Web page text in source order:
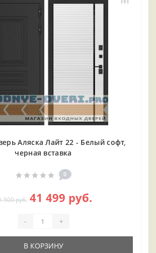
Аляска Лайт 22 - Белый софт,
черная вставка
0
500 руб. 41 499 руб.
- +
В КОРЗИНУ